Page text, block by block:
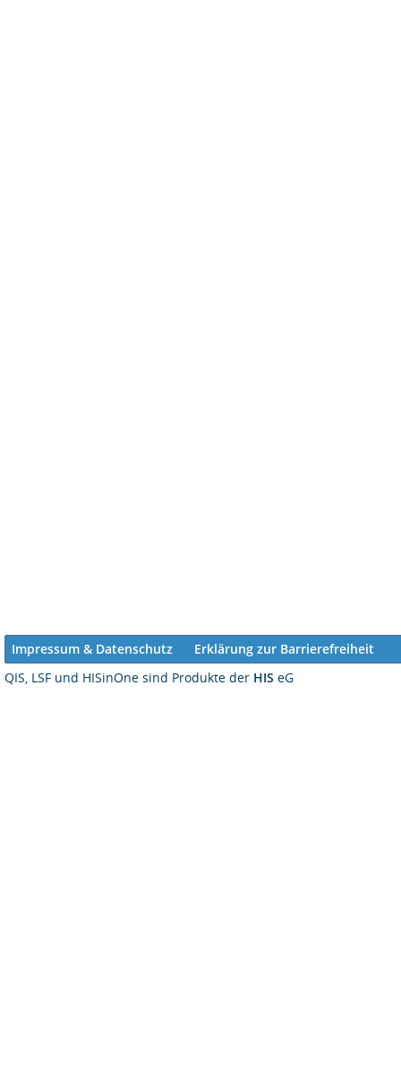
Impressum & Datenschutz
Erklärung zur Barrierefreiheit
QIS, LSF und HISinOne sind Produkte der HIS eG